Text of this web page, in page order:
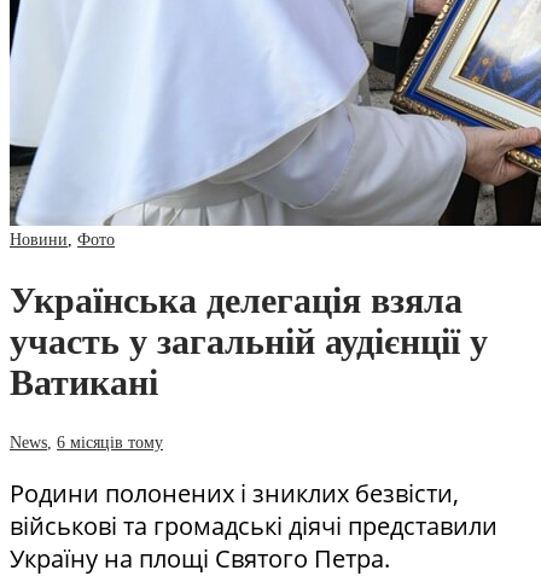
Новини Фото
Українська делегація взяла
участь у загальній аудієнції у
Ватикані
News 6 місяців тому
Родини полонених і зниклих безвісти,
військові та громадські діячі представили
Україну на площі Святого Петра.